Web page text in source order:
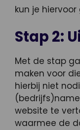
kun je hiervoor
Stap 2:
Met de stap
maken voor
hierbij niet
website te
waarmee de